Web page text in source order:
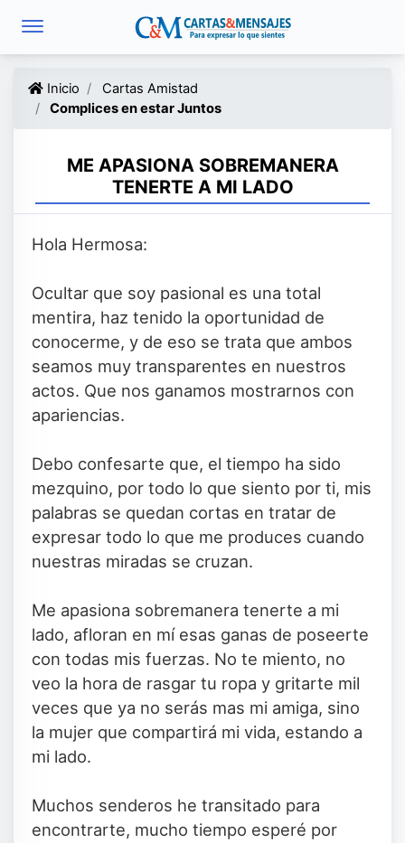
Inicio
Cartas Amistad
Complices en estar Juntos
ME APASIONA SOBREMANERA
TENERTE A MI LADO
Hola Hermosa:
Ocultar que soy pasional es una total
mentira, haz tenido la oportunidad de
conocerme, y de eso se trata que ambos
seamos muy transparentes en nuestros
actos. Que nos ganamos mostrarnos con
apariencias.
Debo confesarte que, el tiempo ha sido
mezquino, por todo lo que siento por ti, mis
palabras se quedan cortas en tratar de
expresar todo lo que me produces cuando
nuestras miradas se cruzan.
Me apasiona sobremanera tenerte a mi
lado, afloran en mí esas ganas de poseerte
con todas mis fuerzas. No te miento, no
veo la hora de rasgar tu ropa y gritarte mil
veces que ya no serás mas mi amiga, sino
la mujer que compartirá mi vida, estando a
mi lado.
Muchos senderos he transitado para
encontrarte, mucho tiempo esperé por